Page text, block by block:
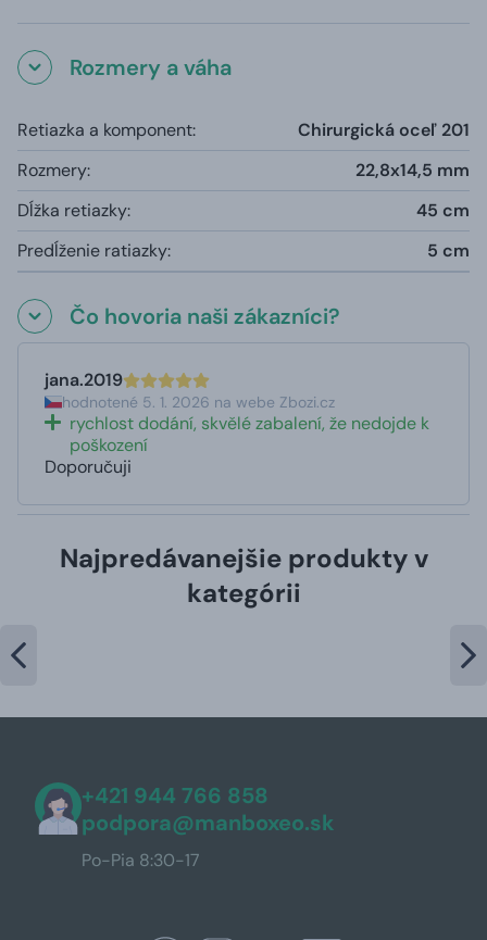
Rozmery a váha
Retiazka a komponent:
Chirurgická oceľ 201
Rozmery:
22,8x14,5 mm
Dĺžka retiazky:
45 cm
Predĺženie ratiazky:
5 cm
Čo hovoria naši zákazníci?
jana.2019
hodnotené 5. 1. 2026 na webe Zbozi.cz
rychlost dodání, skvělé zabalení, že nedojde k
poškození
Doporučuji
Najpredávanejšie produkty v
kategórii
+421 944 766 858
podpora@manboxeo.sk
Po-Pia 8:30-17